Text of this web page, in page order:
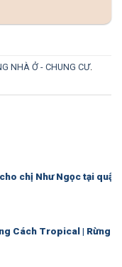
NHÀ Ở - CHUNG CƯ.
chị Như Ngọc tại quận
Cách Tropical | Rừng